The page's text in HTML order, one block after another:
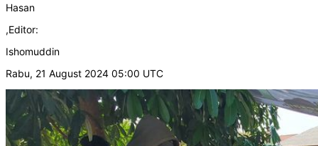
Hasan
,Editor:
Ishomuddin
Rabu, 21 August 2024 05:00 UTC